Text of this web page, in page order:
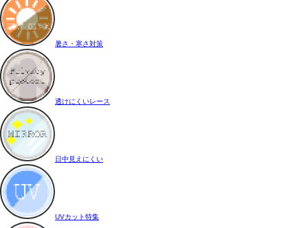
暑さ・寒さ対策
透けにくいレース
日中見えにくい
UVカット特集